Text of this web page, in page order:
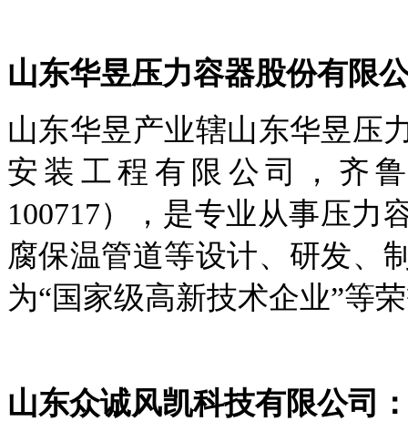
山东华昱压力容器股份有限
山东华昱产业辖山东华昱压
安装工程有限公司，齐
100717），是专业从事压力
腐保温管道等设计、研发、
为“国家级高新技术企业”等
山东众诚风凯科技有限公司